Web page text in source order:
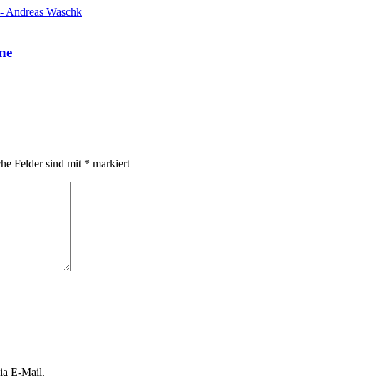
Andreas Waschk
Felder sind mit * markiert
E-Mail.